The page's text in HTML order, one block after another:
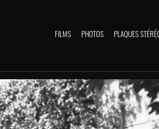
FILMS PHOTOS PLAQUES